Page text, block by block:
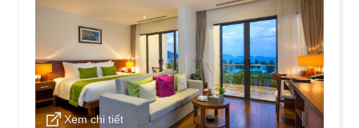
Xem chi tiết